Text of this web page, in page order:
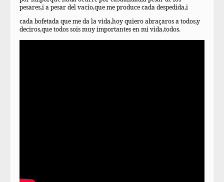
pesares,i a pesar del vacio,que me produce cada despedida,i
cada bofetada que me da la vida,hoy quiero abraçaros a todos,y
deciros,que todos sois muy importantes en mi vida,todos.